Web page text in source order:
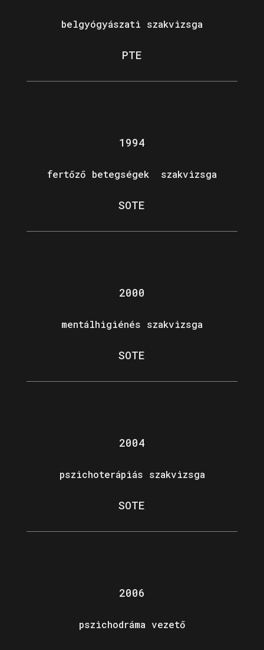
belgyógyászati szakvizsga
PTE
1994
fertőző betegségek szakvizsga
SOTE
2000
mentálhigiénés szakvizsga
SOTE
2004
pszichoterápiás szakvizsga
SOTE
2006
pszichodráma vezető